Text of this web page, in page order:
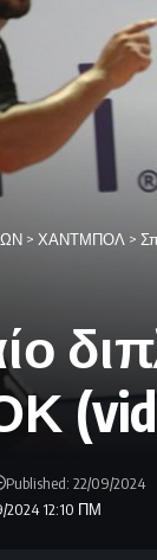
> ΧΑΝΤΜΠΟΛ >
2024 12:10 ΠΜ
Published: 22/09/2024